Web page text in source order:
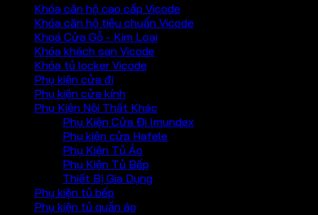
Khóa căn hộ cao cấp Vicode
Khóa căn hộ tiêu chuẩn Vicode
Khoá Cửa Gỗ - Kim Loại
Khóa khách sạn Vicode
Khóa tủ locker Vicode
Phụ kiện cửa đi
Phụ kiện cửa kính
Phụ Kiện Nội Thất Khác
Phụ Kiện Cửa Đi Imundex
Phụ kiện cửa Hafele
Phụ Kiện Tủ Áo
Phụ Kiện Tủ Bếp
Thiết Bị Gia Dụng
Phụ kiện tủ bếp
Phụ kiện tủ quần áo